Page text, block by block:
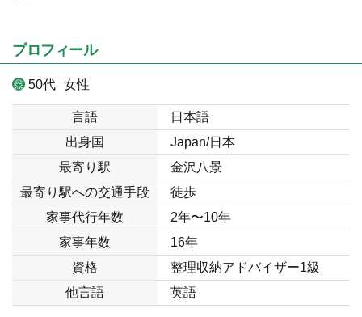
プロフィール
50代 女性
言語
日本語
出身国
Japan/日本
最寄り駅
金沢八景
最寄り駅への交通手段
徒歩
家事代行年数
2年〜10年
家事年数
16年
資格
整理収納アドバイザー1級
他言語
英語